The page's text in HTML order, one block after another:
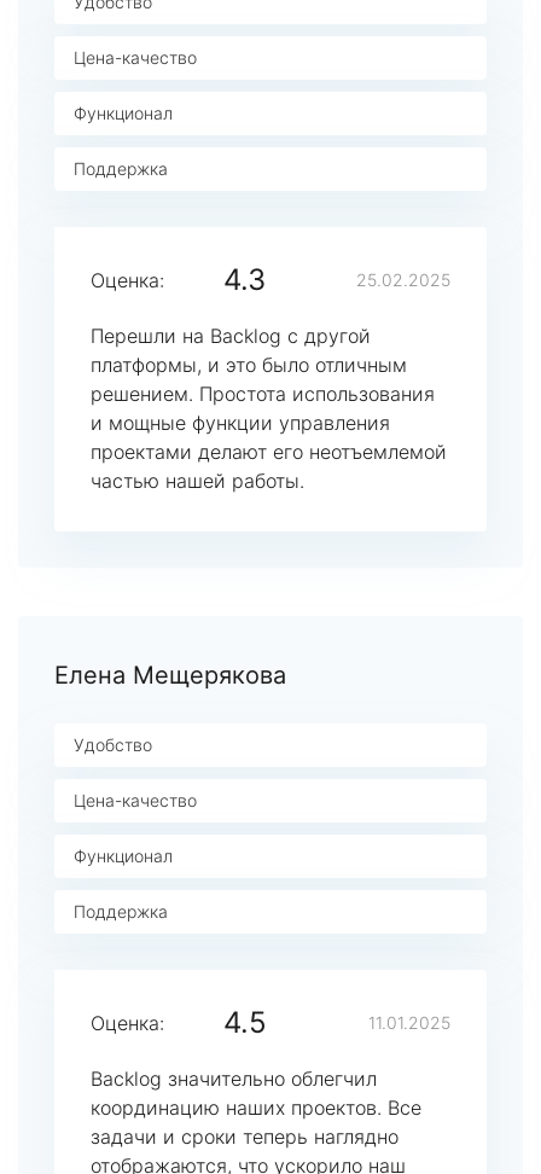
Цена-качество
Функционал
Поддержка
Оценка: 4.3 25.02.2025
Перешли на Backlog с другой
платформы, и это было отличным
решением. Простота использования
и мощные функции управления
проектами делают его неотъемлемой
частью нашей работы.
Елена Мещерякова
Удобство
Цена-качество
Функционал
Поддержка
Оценка: 4.5 11.01.2025
Backlog значительно облегчил
координацию наших проектов. Все
задачи и сроки теперь наглядно
отображаются, что ускорило наш